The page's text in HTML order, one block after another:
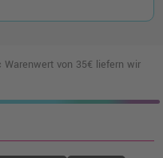
von 35€ liefern wir